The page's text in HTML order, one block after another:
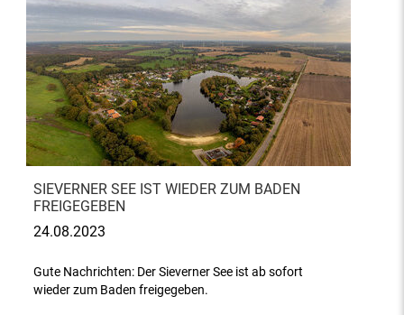
SIEVERNER SEE IST WIEDER ZUM BADEN
FREIGEGEBEN
24.08.2023
Gute Nachrichten: Der Sieverner See ist ab sofort
wieder zum Baden freigegeben.